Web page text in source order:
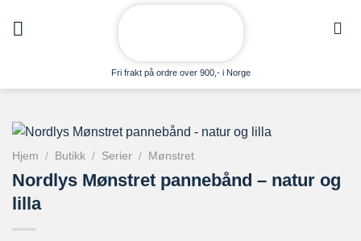
Fri frakt på ordre over 900,- i Norge
Hjem / Butikk / Serier / Mønstret
Nordlys Mønstret pannebånd – natur og
lilla